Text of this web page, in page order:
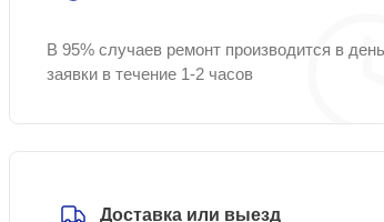
В 95% случаев ремонт производится в день
заявки в течение 1-2 часов
Доставка или выезд